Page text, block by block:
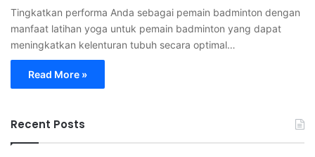
Tingkatkan performa Anda sebagai pemain badminton dengan
manfaat latihan yoga untuk pemain badminton yang dapat
meningkatkan kelenturan tubuh secara optimal…
Read More »
Recent Posts